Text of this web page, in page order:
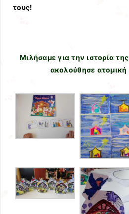
τους!
Μιλήσαμε για την ιστορία
ακολούθησε